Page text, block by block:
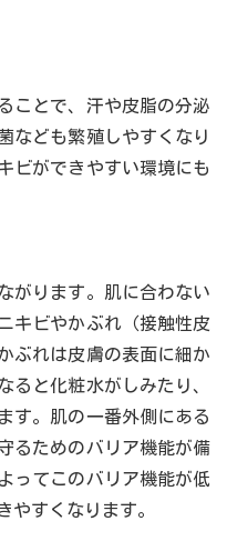
ことで、汗や皮脂の分泌
なども繁殖しやすくなり
ビができやすい環境にも
がります。肌に合わない
キビやかぶれ（接触性皮
ぶれは皮膚の表面に細か
ると化粧水がしみたり、
す。肌の一番外側にある
るためのバリア機能が備
ってこのバリア機能が低
すくなります。